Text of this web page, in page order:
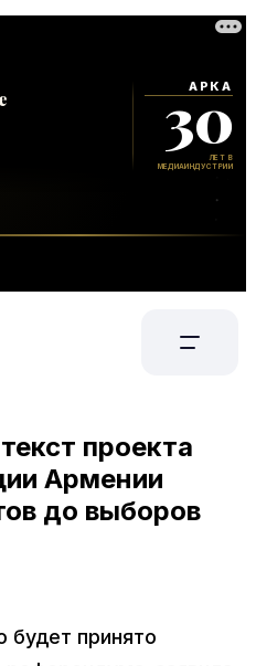
проекта
Армении
до выборов
будет принято